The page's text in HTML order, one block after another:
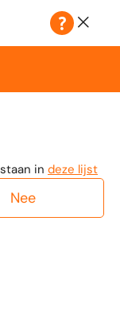
in deze lijst
Nee